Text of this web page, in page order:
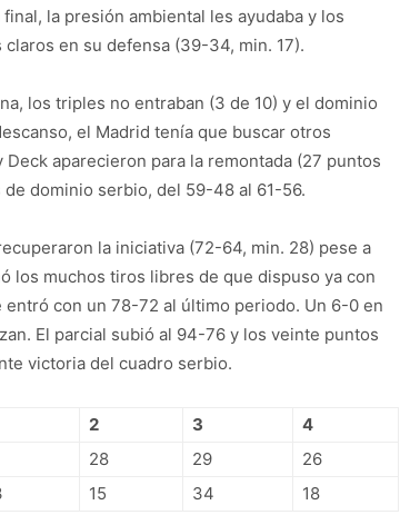
la presión ambiental les ayudaba y los
en su defensa (39-34, min. 17).
los triples no entraban (3 de 10) y el dominio
el Madrid tenía que buscar otros
aparecieron para la remontada (27 puntos
dominio serbio, del 59-48 al 61-56.
la iniciativa (72-64, min. 28) pese a
los muchos tiros libres de que dispuso ya con
con un 78-72 al último periodo. Un 6-0 en
El parcial subió al 94-76 y los veinte puntos
victoria del cuadro serbio.
2 3
4
28 29
26
15 34 18